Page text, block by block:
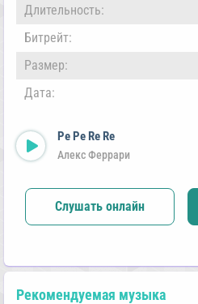
Длительность:
Битрейт:
Размер:
Дата:
Pe Pe Re Re
Алекс Феррари
Слушать онлайн
Рекомендуемая музыка